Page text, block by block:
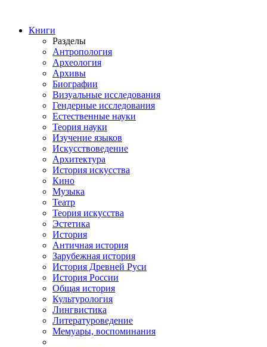
Книги
Разделы
Антропология
Археология
Архивы
Биографии
Визуальные исследования
Гендерные исследования
Естественные науки
Теория науки
Изучение языков
Искусствоведение
Архитектура
История искусства
Кино
Музыка
Театр
Теория искусства
Эстетика
История
Античная история
Зарубежная история
История Древней Руси
История России
Общая история
Культурология
Лингвистика
Литературоведение
Мемуары, воспоминания